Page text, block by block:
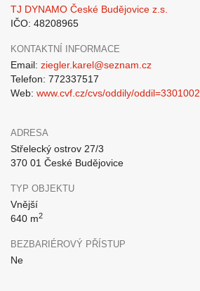
TJ DYNAMO České Budějovice z.s.
IČO: 48208965
KONTAKTNÍ INFORMACE
Email: ziegler.karel@seznam.cz
Telefon: 772337517
Web: www.cvf.cz/cvs/oddily/oddil=3301002
ADRESA
Střelecký ostrov 27/3
370 01 České Budějovice
TYP OBJEKTU
Vnější
640 m2
BEZBARIÉROVÝ PŘÍSTUP
Ne